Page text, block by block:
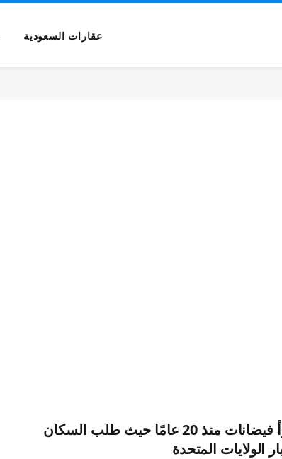
عقارات السعودية
تعاني هاواي من أسوأ فيضانات منذ 20 عامًا حيث طلب السكان
الولايات المتحدة